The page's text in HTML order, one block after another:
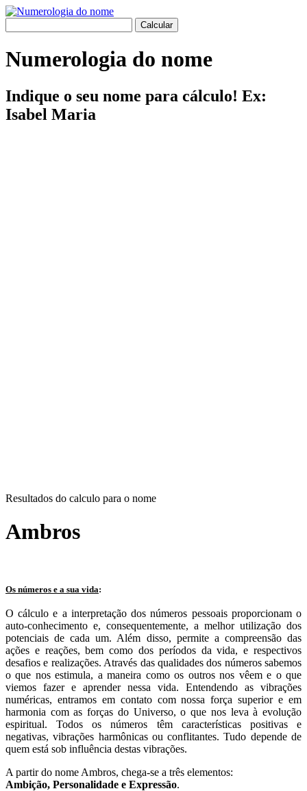
Numerologia do nome
Indique o seu nome para cálculo! Ex:
Isabel Maria
Resultados do calculo para o nome
Ambros
Os números e a sua vida:
O cálculo e a interpretação dos números pessoais proporcionam o
auto-conhecimento e, consequentemente, a melhor utilização dos
potenciais de cada um. Além disso, permite a compreensão das
ações e reações, bem como dos períodos da vida, e respectivos
desafios e realizações. Através das qualidades dos números sabemos
o que nos estimula, a maneira como os outros nos vêem e o que
viemos fazer e aprender nessa vida. Entendendo as vibrações
numéricas, entramos em contato com nossa força superior e em
harmonia com as forças do Universo, o que nos leva à evolução
espiritual. Todos os números têm características positivas e
negativas, vibrações harmônicas ou conflitantes. Tudo depende de
quem está sob influência destas vibrações.
A partir do nome Ambros, chega-se a três elementos:
Ambição, Personalidade e Expressão.